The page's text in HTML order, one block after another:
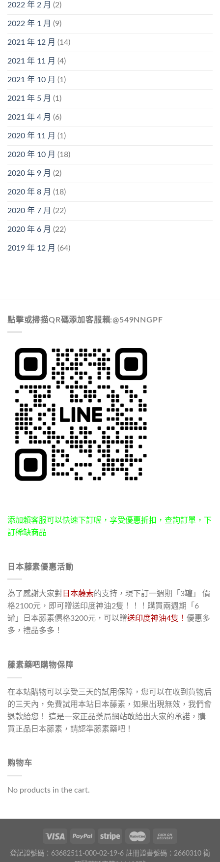
2022 年 2 月 (2)
2022 年 1 月 (9)
2021 年 12 月 (14)
2021 年 11 月 (4)
2021 年 10 月 (1)
2021 年 5 月 (1)
2021 年 4 月 (6)
2020 年 11 月 (1)
2020 年 10 月 (18)
2020 年 9 月 (2)
2020 年 8 月 (18)
2020 年 7 月 (22)
2020 年 6 月 (22)
2019 年 12 月 (64)
點擊或掃描QR碼添加客服賴:@549NNGPF
添加賴客服可以快速下訂喔，享受優惠折扣，查詢訂單，下
訂稀缺商品
日本藤素優惠活動
為了感謝大家對 日本藤素的支持，現下訂一週期「3罐」 價
格2100元，即可贈送印度神油2隻！！！購買兩週期「6
罐」日本藤素價格3200元，可以贈送印度神油4隻！ 優惠多
多，禮品多多！
藤素藥吧購物保障
在本站購物可以享受三天的試用保障，您可以在收到貨物后
的三天內，免費試用本站日本藤素，如果出現無效，我們會
退款給您！ 這是一家正品藥局網站敢給出大家的承諾，購
買正品日本藤素，請認準藤素藥吧！
购物车
No products in the cart.
登記證號碼：63682511-000-02-19-6 註冊證書號碼：2660310 衛